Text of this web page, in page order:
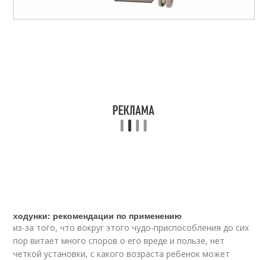
ходунки: рекомендации по применению
из-за того, что вокруг этого чудо-приспособления до сих
пор витает много споров о его вреде и пользе, нет
четкой установки, с какого возраста ребенок может